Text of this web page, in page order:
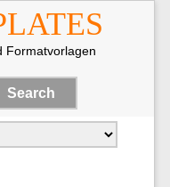
Formatvorlagen